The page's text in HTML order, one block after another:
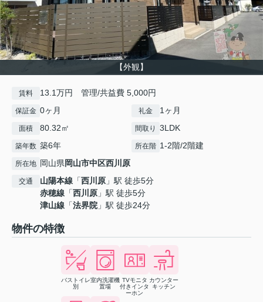
【外観】
賃料 13.1万円 管理/共益費 5,000円
保証金 0ヶ月 礼金 1ヶ月
面積 80.32㎡ 間取り 3LDK
築年数 築6年 所在階 1-2階/2階建
所在地 岡山県岡山市中区西川原
交通 山陽本線 「西川原 」駅 徒歩5分
赤穂線 「西川原 」駅 徒歩5分
津山線 「法界院 」駅 徒歩24分
物件の特徴
バストイレ
別
室内洗濯機
置場
TVモニタ
付きインタ
ーホン
カウンター
キッチン